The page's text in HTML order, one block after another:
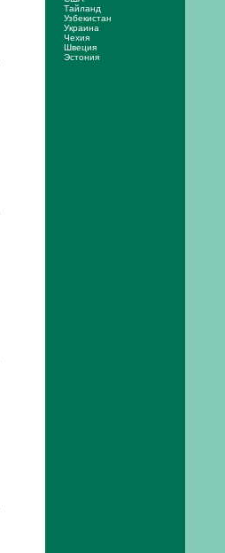
Тайланд
Узбекистан
Украина
Чехия
Швеция
Эстония